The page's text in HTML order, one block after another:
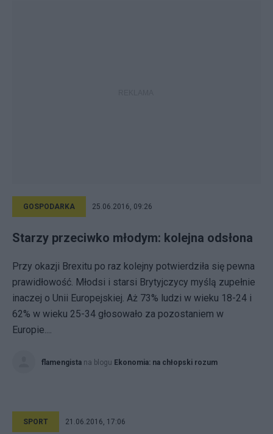
GOSPODARKA 25.06.2016, 09:26
Starzy przeciwko młodym: kolejna odsłona
Przy okazji Brexitu po raz kolejny potwierdziła się pewna
prawidłowość. Młodsi i starsi Brytyjczycy myślą zupełnie
inaczej o Unii Europejskiej. Aż 73% ludzi w wieku 18-24 i
62% w wieku 25-34 głosowało za pozostaniem w
Europie....
flamengista na blogu Ekonomia: na chłopski rozum
SPORT 21.06.2016, 17:06